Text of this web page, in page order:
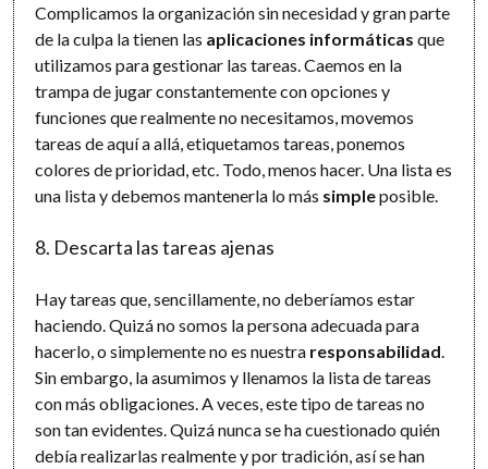
Complicamos la organización sin necesidad y gran parte
de la culpa la tienen las aplicaciones informáticas que
utilizamos para gestionar las tareas. Caemos en la
trampa de jugar constantemente con opciones y
funciones que realmente no necesitamos, movemos
tareas de aquí a allá, etiquetamos tareas, ponemos
colores de prioridad, etc. Todo, menos hacer. Una lista es
una lista y debemos mantenerla lo más simpleposible.
8. Descarta las tareas ajenas
Hay tareas que, sencillamente, no deberíamos estar
haciendo. Quizá no somos la persona adecuada para
hacerlo, o simplemente no es nuestra responsabilidad
Sin embargo, la asumimos y llenamos la lista de tareas
con más obligaciones. A veces, este tipo de tareas no
son tan evidentes. Quizá nunca se ha cuestionado quién
debía realizarlas realmente y por tradición, así se han